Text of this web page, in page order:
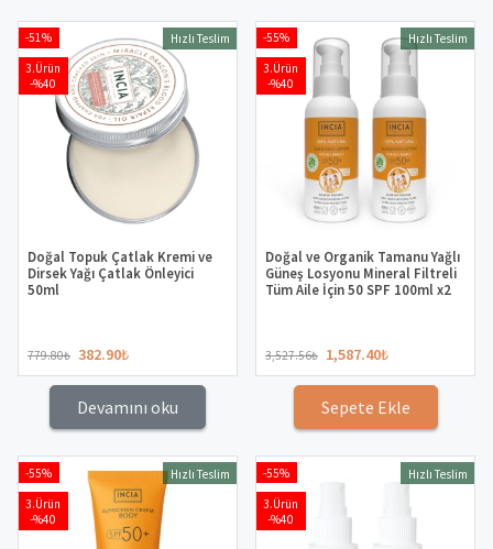
-51%
3.Ürün
-%40
Hızlı Teslim
Doğal Topuk Çatlak Kremi ve
Dirsek Yağı Çatlak Önleyici
50ml
779.80₺ 382.90₺
Devamını oku
-55%
3.Ürün
-%40
Hızlı Teslim
Doğal ve Organik Tamanu Yağlı
Güneş Losyonu Mineral Filtreli
Tüm Aile İçin 50 SPF 100ml x2
3,527.56₺ 1,587.40₺
Sepete Ekle
-55%
3.Ürün
-%40
Hızlı Teslim
-55%
3.Ürün
-%40
Hızlı Teslim